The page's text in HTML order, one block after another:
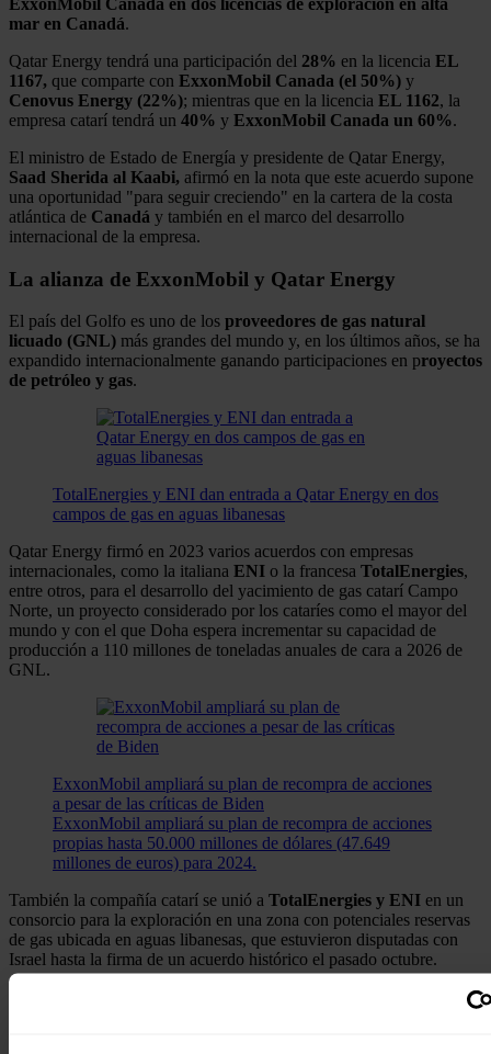
mar en Canadá.
Qatar Energy tendrá una participación del 28% en la licencia EL
1167, que comparte con ExxonMobil Canada (el 50%) y
Cenovus Energy (22%); mientras que en la licencia EL 1162, la
empresa catarí tendrá un 40% y ExxonMobil Canada un 60%.
El ministro de Estado de Energía y presidente de Qatar Energy,
Saad Sherida al Kaabi, afirmó en la nota que este acuerdo supone
una oportunidad "para seguir creciendo" en la cartera de la costa
atlántica de Canadá y también en el marco del desarrollo
internacional de la empresa.
La alianza de ExxonMobil y Qatar Energy
El país del Golfo es uno de los proveedores de gas natural
licuado (GNL) más grandes del mundo y, en los últimos años, se ha
expandido internacionalmente ganando participaciones en proyectos
de petróleo y gas.
TotalEnergies y ENI dan entrada a Qatar Energy en dos
campos de gas en aguas libanesas
Qatar Energy firmó en 2023 varios acuerdos con empresas
internacionales, como la italiana ENI o la francesa TotalEnergies,
entre otros, para el desarrollo del yacimiento de gas catarí Campo
Norte, un proyecto considerado por los cataríes como el mayor del
mundo y con el que Doha espera incrementar su capacidad de
producción a 110 millones de toneladas anuales de cara a 2026 de
GNL.
ExxonMobil ampliará su plan de recompra de acciones
a pesar de las críticas de Biden
ExxonMobil ampliará su plan de recompra de acciones
propias hasta 50.000 millones de dólares (47.649
millones de euros) para 2024.
También la compañía catarí se unió a TotalEnergies y ENI en un
consorcio para la exploración en una zona con potenciales reservas
de gas ubicada en aguas libanesas, que estuvieron disputadas con
Israel hasta la firma de un acuerdo histórico el pasado octubre.